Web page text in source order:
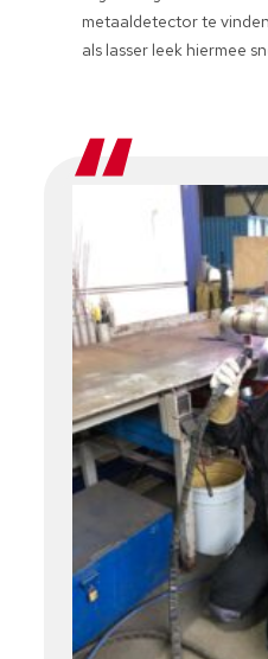
metaaldetector te
als lasser leek hiermee